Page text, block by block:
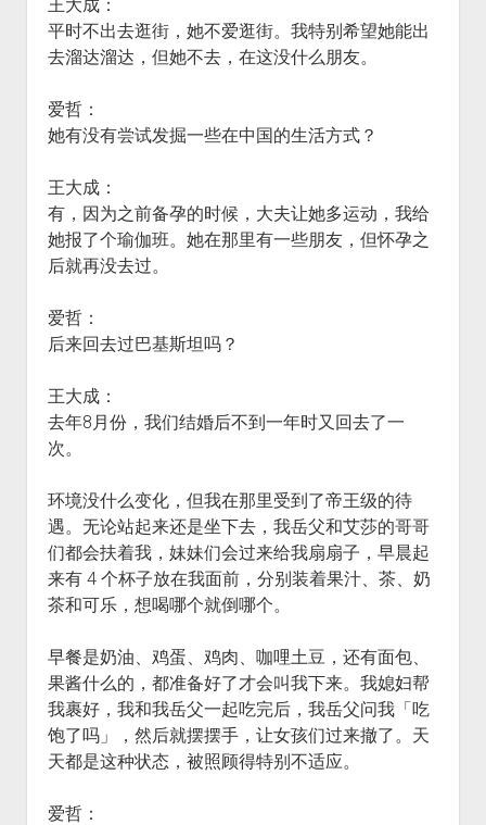
王大成：
平时不出去逛街，她不爱逛街。我特别希望她能出
去溜达溜达，但她不去，在这没什么朋友。
爱哲：
她有没有尝试发掘一些在中国的生活方式？
王大成：
有，因为之前备孕的时候，大夫让她多运动，我给
她报了个瑜伽班。她在那里有一些朋友，但怀孕之
后就再没去过。
爱哲：
后来回去过巴基斯坦吗？
王大成：
去年8月份，我们结婚后不到一年时又回去了一
次。
环境没什么变化，但我在那里受到了帝王级的待
遇。无论站起来还是坐下去，我岳父和艾莎的哥哥
们都会扶着我，妹妹们会过来给我扇扇子，早晨起
来有 4 个杯子放在我面前，分别装着果汁、茶、奶
茶和可乐，想喝哪个就倒哪个。
早餐是奶油、鸡蛋、鸡肉、咖哩土豆，还有面包、
果酱什么的，都准备好了才会叫我下来。我媳妇帮
我裹好，我和我岳父一起吃完后，我岳父问我「吃
饱了吗」，然后就摆摆手，让女孩们过来撤了。天
天都是这种状态，被照顾得特别不适应。
爱哲：